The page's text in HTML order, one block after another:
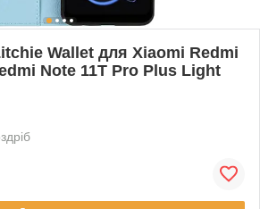
Wallet для Xiaomi Redmi
Note 11T Pro Plus Light